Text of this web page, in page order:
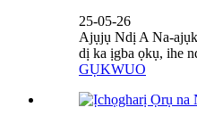
25-05-26
Ajụjụ Ndị A Na-
dị ka ịgba ọkụ, ihe
GỤKWUO